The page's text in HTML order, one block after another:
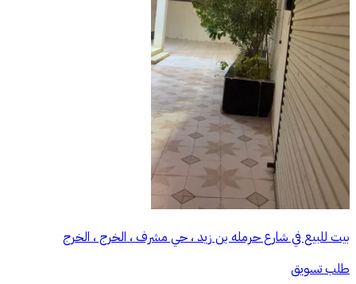
بيت للبيع في شارع حرمله بن زيد ، حي مشرف ، الخرج ، الخرج
طلب تسويق